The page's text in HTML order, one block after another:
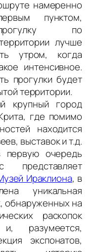
намеренно
пунктом,
по
лучше
утром, когда
интенсивное.
прогулки будет
территории.
крупный город
где помимо
находится
выставок и т.д.
очередь
представляет
Ираклиона, в
уникальная
обнаруженных на
раскопок
разумеется,
экспонатов,